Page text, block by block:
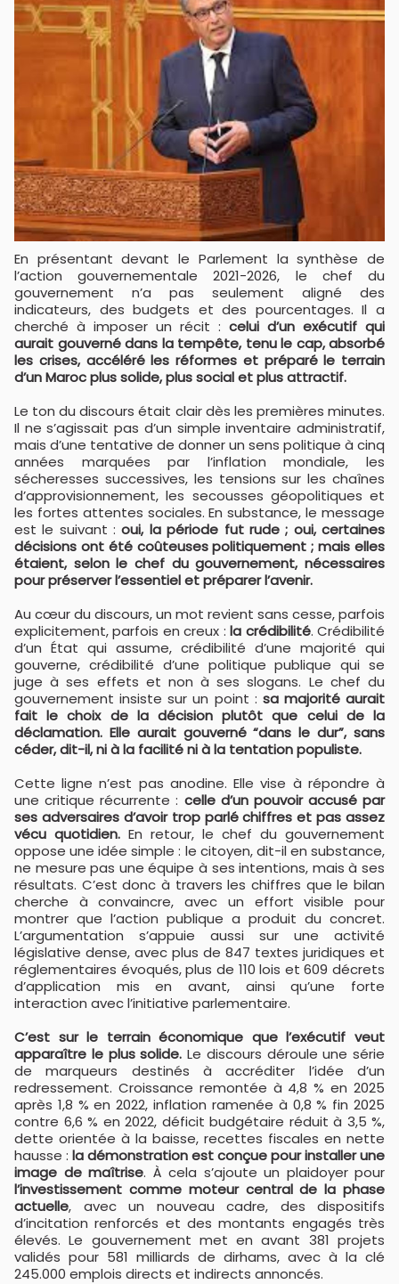
En présentant devant le Parlement la synthèse de
l’action gouvernementale 2021-2026, le chef du
gouvernement n’a pas seulement aligné des
indicateurs, des budgets et des pourcentages. Il a
cherché à imposer un récit : celui d’un exécutif qui
aurait gouverné dans la tempête, tenu le cap, absorbé
les crises, accéléré les réformes et préparé le terrain
d’un Maroc plus solide, plus social et plus attractif.
Le ton du discours était clair dès les premières minutes.
Il ne s’agissait pas d’un simple inventaire administratif,
mais d’une tentative de donner un sens politique à cinq
années marquées par l’inflation mondiale, les
sécheresses successives, les tensions sur les chaînes
d’approvisionnement, les secousses géopolitiques et
les fortes attentes sociales. En substance, le message
est le suivant :oui, la période fut rude ; oui, certaines
décisions ont été coûteuses politiquement ; mais elles
étaient, selon le chef du gouvernement, nécessaires
pour préserver l’essentiel et préparer l’avenir.
Au cœur du discours, un mot revient sans cesse, parfois
explicitement, parfois en creux :la crédibilité. Crédibilité
d’un État qui assume, crédibilité d’une majorité qui
gouverne, crédibilité d’une politique publique qui se
juge à ses effets et non à ses slogans. Le chef du
gouvernement insiste sur un point : sa majorité aurait
fait le choix de la décision plutôt que celui de la
déclamation. Elle aurait gouverné “dans le dur”, sans
céder, dit-il, ni à la facilité ni à la tentation populiste.
Cette ligne n’est pas anodine. Elle vise à répondre à
une critique récurrente : celle d’un pouvoir accusé par
ses adversaires d’avoir trop parlé chiffres et pas assez
vécu quotidien. En retour, le chef du gouvernement
oppose une idée simple : le citoyen, dit-il en substance,
ne mesure pas une équipe à ses intentions, mais à ses
résultats. C’est donc à travers les chiffres que le bilan
cherche à convaincre, avec un effort visible pour
montrer que l’action publique a produit du concret.
L’argumentation s’appuie aussi sur une activité
législative dense, avec plus de 847 textes juridiques et
réglementaires évoqués, plus de 110 lois et 609 décrets
d’application mis en avant, ainsi qu’une forte
interaction avec l’initiative parlementaire.
C’est sur le terrain économique que l’exécutif veut
apparaître le plus solide. Le discours déroule une série
de marqueurs destinés à accréditer l’idée d’un
redressement. Croissance remontée à 4,8 % en 2025
après 1,8 % en 2022, inflation ramenée à 0,8 % fin 2025
contre 6,6 % en 2022, déficit budgétaire réduit à 3,5 %,
dette orientée à la baisse, recettes fiscales en nette
hausse : la démonstration est conçue pour installer une
image de maîtrise. À cela s’ajoute un plaidoyer pour
l’investissement comme moteur central de la phase
actuelle, avec un nouveau cadre, des dispositifs
d’incitation renforcés et des montants engagés très
élevés. Le gouvernement met en avant 381 projets
validés pour 581 milliards de dirhams, avec à la clé
245.000 emplois directs et indirects annoncés.